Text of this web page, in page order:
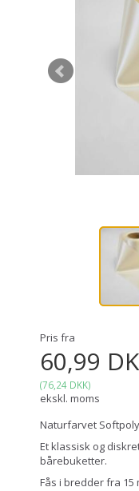
Pris fra
60,99
(76,24 DKK)
ekskl. moms
Naturfarvet
Et klassisk og
bårebuketter.
Fås i bredder fra 15